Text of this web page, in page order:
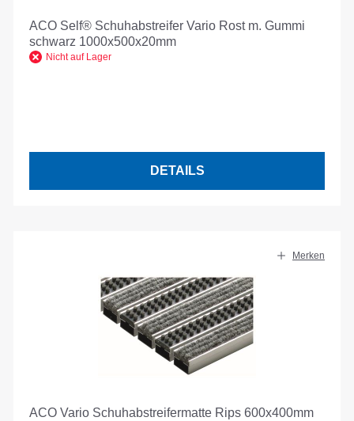
ACO Self® Schuhabstreifer Vario Rost m. Gummi
schwarz 1000x500x20mm
Nicht auf Lager
DETAILS
Merken
ACO Vario Schuhabstreifermatte Rips 600x400mm